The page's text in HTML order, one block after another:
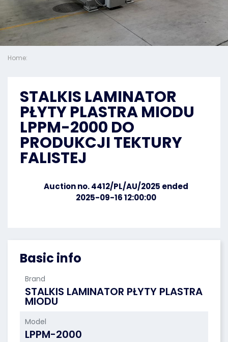
Home:
Basic info
Brand
STALKIS LAMINATOR PŁYTY PLASTRA
MIODU
Model
LPPM-2000
STALKIS LAMINATOR
PŁYTY PLASTRA MIODU
LPPM-2000 DO
PRODUKCJI TEKTURY
FALISTEJ
Auction no. 4412/PL/AU/2025 ended
2025-09-16 12:00:00